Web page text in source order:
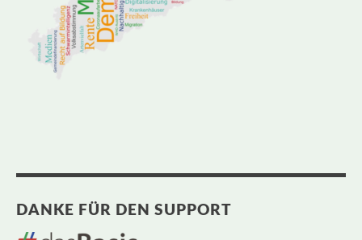
DANKE FÜR DEN SUPPORT